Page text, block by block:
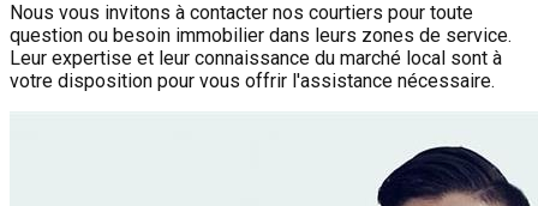
Nous vous invitons à contacter nos courtiers pour toute
question ou besoin immobilier dans leurs zones de service.
Leur expertise et leur connaissance du marché local sont à
votre disposition pour vous offrir l'assistance nécessaire.